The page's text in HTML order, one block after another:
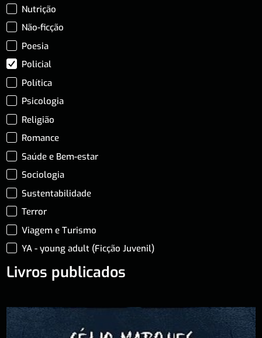
Nutrição
Não-ficção
Poesia
Policial
Política
Psicologia
Religião
Romance
Saúde e Bem-estar
Sociologia
Sustentabilidade
Terror
Viagem e Turismo
YA - young adult (Ficção Juvenil)
Livros publicados